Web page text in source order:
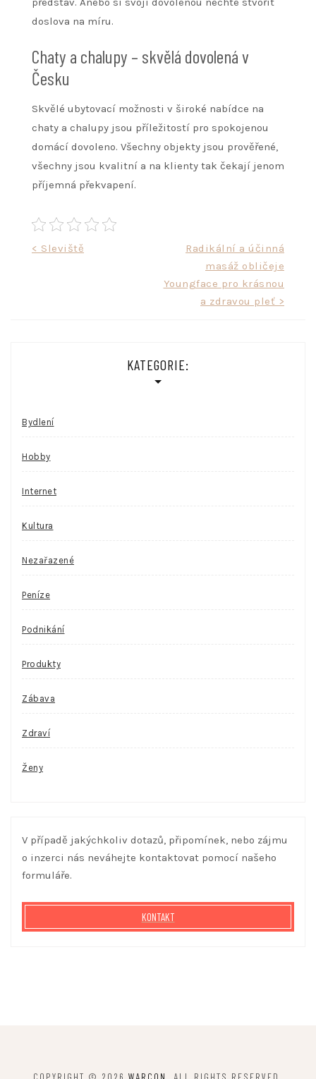
doslova na míru.
Chaty a chalupy – skvělá dovolená v
Česku
Skvělé ubytovací možnosti v široké nabídce na
chaty a chalupy jsou příležitostí pro spokojenou
domácí dovoleno. Všechny objekty jsou prověřené,
všechny jsou kvalitní a na klienty tak čekají jenom
příjemná překvapení.
Navigace< Sleviště
Radikální a účinná
masáž obličeje
Youngface pro krásnou
a zdravou pleť >
KATEGORIE:
Bydlení
Hobby
Internet
Kultura
Nezařazené
Peníze
Podnikání
Produkty
Zábava
Zdraví
Ženy
V případě jakýchkoliv dotazů, připomínek, nebo zájmu
o inzerci nás neváhejte kontaktovat pomocí našeho
formuláře.
KONTAKT
COPYRIGHT © 2026 WARCON . ALL RIGHTS RESERVED.